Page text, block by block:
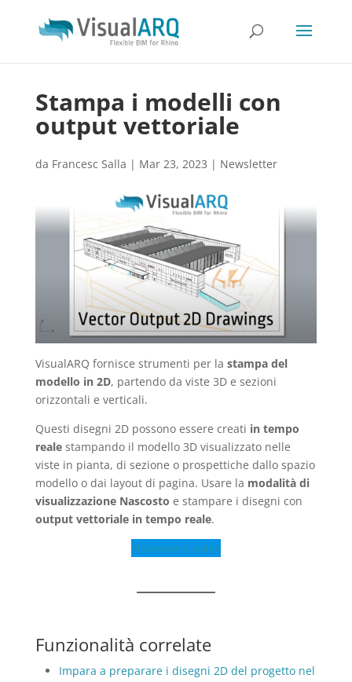
Stampa i modelli con
output vettoriale
da Francesc Salla | Mar 23, 2023 | Newsletter
VisualARQ fornisce strumenti per la stampa del
modello in 2D, partendo da viste 3D e sezioni
orizzontali e verticali.
Questi disegni 2D possono essere creati in tempo
realestampando il modello 3D visualizzato nelle
viste in pianta, di sezione o prospettiche dallo spazio
modello o dai layout di pagina. Usare la modalità di
visualizzazione Nascosto e stampare i disegni con
output vettoriale in tempo reale.
Visionare il video
Funzionalità correlate
Impara a preparare i disegni 2D del progetto nel